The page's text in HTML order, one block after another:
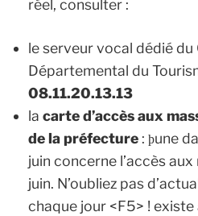
réel, consulter :
le serveur vocal dédié du
Départemental du
08.11.20.13.13
lacarte d’accès aux
de la préfecture :þune
juin concerne l’accès
juin. N’oubliez pas
chaque jour <F5> !